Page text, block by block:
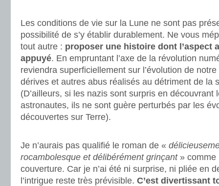
Les conditions de vie sur la Lune ne sont pas
possibilité de s’y établir durablement. Ne vous
tout autre : proposer une histoire dont l’aspect
appuyé. En empruntant l’axe de la révolution
reviendra superficiellement sur l’évolution de
dérives et autres abus réalisés au détriment de la
(D’ailleurs, si les nazis sont surpris en découvrant
astronautes, ils ne sont guère perturbés par les
découvertes sur Terre).
Je n’aurais pas qualifié le roman de «
rocambolesque et délibérément grinçant» comme
couverture. Car je n’ai été ni surprise, ni pliée en
l’intrigue reste très prévisible. C’est divertissant